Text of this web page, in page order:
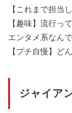
【これまで担当
【趣味】流行っ
エンタメ系なんで
【プチ自慢】ど
ジャイア